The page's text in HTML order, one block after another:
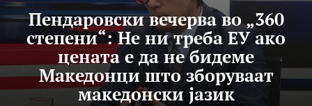
Пендаровски вечерва во „360
степени“: Не ни треба ЕУ ако
цената е да не бидеме
Македонци што зборуваат
македонски јазик